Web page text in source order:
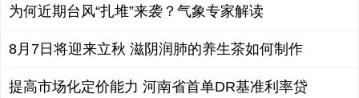
为何近期台风“扎堆”来袭？气象专家解读
8月7日将迎来立秋 滋阴润肺的养生茶如何制作
提高市场化定价能力 河南省首单DR基准利率贷